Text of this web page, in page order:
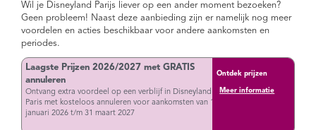
Wil je Disneyland Parijs liever op een ander moment bezoeken?
Geen probleem! Naast deze aanbieding zijn er namelijk nog meer
voordelen en acties beschikbaar voor andere aankomsten en
periodes.
Laagste Prijzen 2026/2027 met GRATIS
annuleren
Ontvang extra voordeel op een verblijf in Disneyland
Paris met kosteloos annuleren voor aankomsten van 1
januari 2026 t/m 31 maart 2027
Ontdek prijzen
Meer informatie